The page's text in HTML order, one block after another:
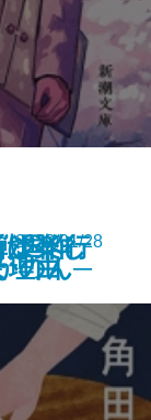
楽し
理由
ジへ行
のん─
01/28
国作